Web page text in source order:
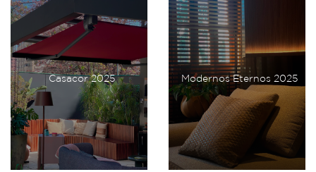
Casacor 2025 Modernos Eternos 2025